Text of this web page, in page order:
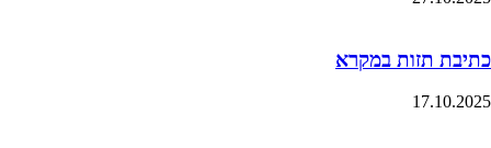
כתיבת תזות במקרא
17.10.2025